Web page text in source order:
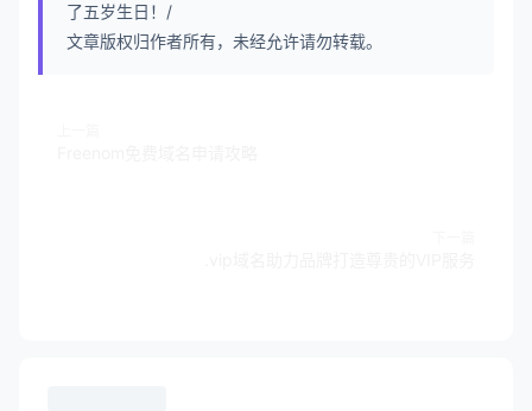
了五岁生日！/
文章版权归作者所有，未经允许请勿转载。